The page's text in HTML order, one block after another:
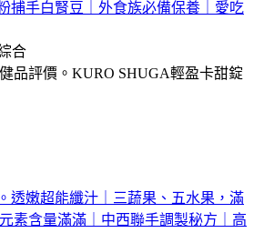
捕手白腎豆｜外食族必備保養｜愛吃
合
透嫩超能纖汁｜三蔬果、五⽔果，滿
素含量滿滿｜中西聯手調製秘方｜高